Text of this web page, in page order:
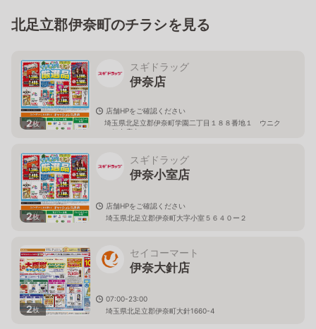
北足立郡伊奈町のチラシを見る
2枚
スギドラッグ
伊奈店
店舗HPをご確認ください
埼玉県北足立郡伊奈町学園二丁目１８８番地１ ウニク
ス伊奈店内
2枚
スギドラッグ
伊奈小室店
店舗HPをご確認ください
埼玉県北足立郡伊奈町大字小室５６４０ー２
2枚
セイコーマート
伊奈大針店
07:00-23:00
埼玉県北足立郡伊奈町大針1660-4